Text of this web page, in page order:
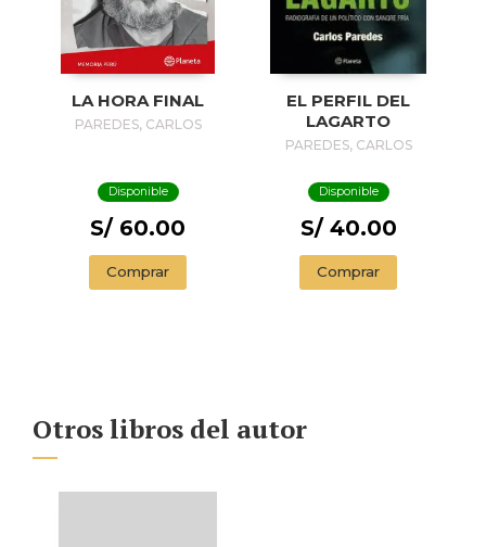
LA HORA FINAL
PAREDES, CARLOS
Disponible
S/ 60.00
Comprar
EL PERFIL DEL
LAGARTO
PAREDES, CARLOS
Disponible
S/ 40.00
Comprar
Otros libros del autor